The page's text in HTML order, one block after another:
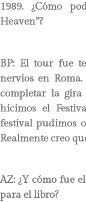
1989. ¿Cómo
Heaven”?
BP: El tour fue
nervios en
completar la
hicimos el
festival pudimos
Realmente creo
AZ: ¿Y cómo fue
para el libro?